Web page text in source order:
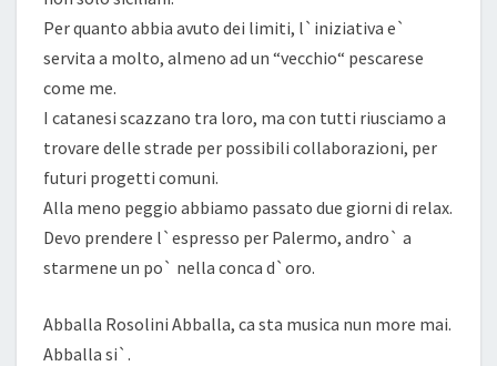
Per quanto abbia avuto dei limiti, l`iniziativa e`
servita a molto, almeno ad un “vecchio“ pescarese
come me.
I catanesi scazzano tra loro, ma con tutti riusciamo a
trovare delle strade per possibili collaborazioni, per
futuri progetti comuni.
Alla meno peggio abbiamo passato due giorni di relax.
Devo prendere l`espresso per Palermo, andro` a
starmene un po` nella conca d`oro.
Abballa Rosolini Abballa, ca sta musica nun more mai.
Abballa si`.